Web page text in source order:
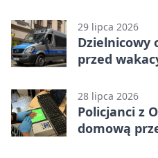
29 lipca 2026
Dzielnicowy
przed
28 lipca 2026
Policjanci z
domową